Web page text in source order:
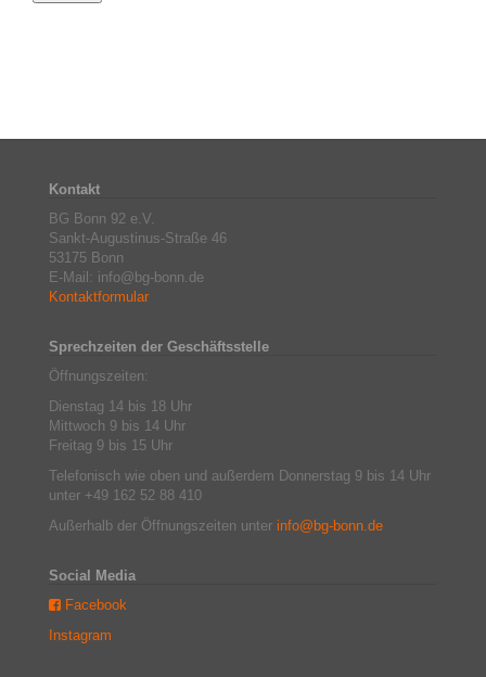
Kontakt
BG Bonn 92 e.V.
Sankt-Augustinus-Straße 46
53175 Bonn
E-Mail: info@bg-bonn.de
Kontaktformular
Sprechzeiten der Geschäftsstelle
Öffnungszeiten:
Dienstag 14 bis 18 Uhr
Mittwoch 9 bis 14 Uhr
Freitag 9 bis 15 Uhr
Telefonisch wie oben und außerdem Donnerstag 9 bis 14 Uhr
unter +49 162 52 88 410
Außerhalb der Öffnungszeiten unter info@bg-bonn.de
Social Media
Facebook
Instagram